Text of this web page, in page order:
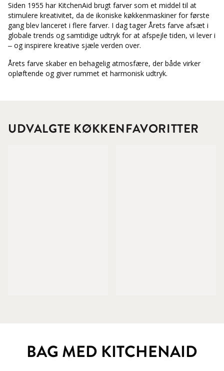
Siden 1955 har KitchenAid brugt farver som et middel til at
stimulere kreativitet, da de ikoniske køkkenmaskiner for første
gang blev lanceret i flere farver. I dag tager Årets farve afsæt i
globale trends og samtidige udtryk for at afspejle tiden, vi lever i
– og inspirere kreative sjæle verden over.
Årets farve skaber en behagelig atmosfære, der både virker
opløftende og giver rummet et harmonisk udtryk.
UDVALGTE KØKKENFAVORITTER
BAG MED KITCHENAID